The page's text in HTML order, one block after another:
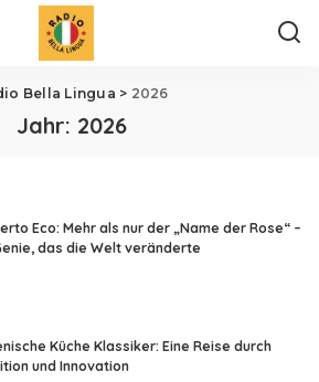
Bella Lingua > 2026
Jahr: 2026
Eco: Mehr als nur der „Name der Rose“ –
das die Welt veränderte
Küche Klassiker: Eine Reise durch
und Innovation